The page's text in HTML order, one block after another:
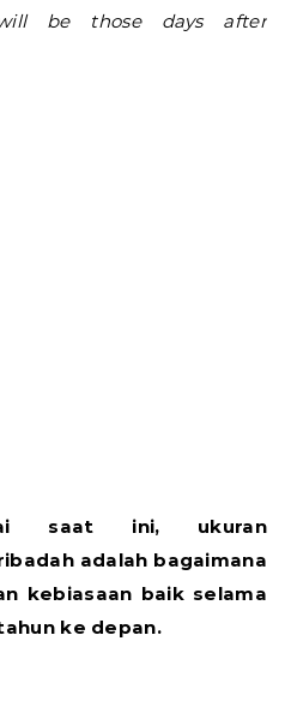
be those days after
saat ini, ukuran
adalah bagaimana
kebiasaan baik selama
ke depan.